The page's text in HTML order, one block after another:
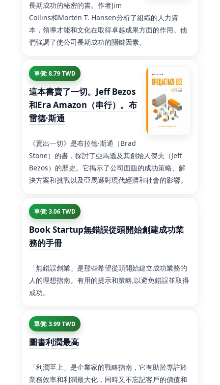
長期成功的秘密的書。作者Jim
Collins和Morten T. Hansen分析了組織的人力資
本，領導才能和文化在取得卓越成果方面的作用。他
們強調了使公司長期成功的關鍵因素。
單價: 8.79 TWD
這本書賣了一切。Jeff Bezos
和Era Amazon（串行）。布
雷德·斯通
《賣出一切》是布拉德·斯通（Brad
Stone）的書，探討了亞馬遜及其創始人傑夫（Jeff
Bezos）的歷史。它揭示了公司面臨的成功策略、解
決方案和挑戰以及亞馬遜對現代經濟和社會的影響。
單價: 3.06 TWD
Book Startup無錯誤從頭開始創建成功業
務的手冊
「無錯誤創業」是那些希望從頭開始建立成功業務的
人的理想指南。有用的提示和策略,以避免錯誤並取得
成功。
單價: 3.99 TWD
圖書利潤最高
「利潤至上」是企業家的戰略指南，它有助於專註於
業務效率和利潤最大化，同時又不忘記客戶的價值和